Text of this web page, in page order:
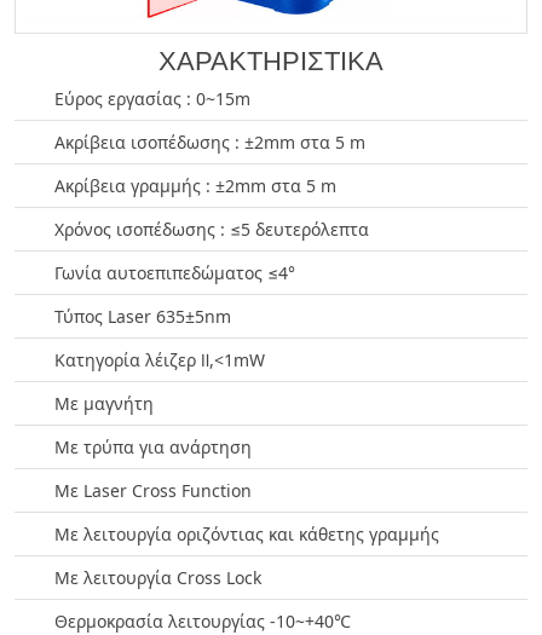
ΧΑΡΑΚΤΗΡΙΣΤΙΚΑ
Εύρος εργασίας : 0~15m
Ακρίβεια ισοπέδωσης : ±2mm στα 5 m
Ακρίβεια γραμμής : ±2mm στα 5 m
Χρόνος ισοπέδωσης : ≤5 δευτερόλεπτα
Γωνία αυτοεπιπεδώματος ≤4°
Τύπος Laser 635±5nm
Κατηγορία λέιζερ Ⅱ,<1mW
Με μαγνήτη
Με τρύπα για ανάρτηση
Με Laser Cross Function
Με λειτουργία οριζόντιας και κάθετης γραμμής
Με λειτουργία Cross Lock
Θερμοκρασία λειτουργίας -10~+40℃